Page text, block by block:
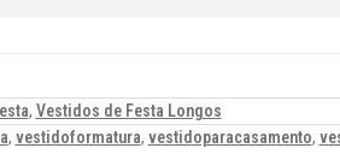
, Vestidos de Festa Longos
, vestidoformatura, vestidoparacasamento,